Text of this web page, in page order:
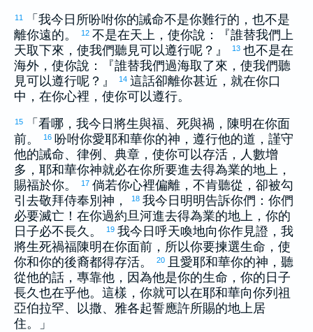
11
「我今日所吩咐你的誡命不是你難行的，也不是
離你遠的。
12 不是在天上，使你說：『誰替我們上
天取下來，使我們聽見可以遵行呢？』
13 也不是在
海外，使你說：『誰替我們過海取了來，使我們聽
見可以遵行呢？』
14 這話卻離你甚近，就在你口
中，在你心裡，使你可以遵行。
15
「看哪，我今日將生與福、死與禍，陳明在你面
前。
16 吩咐你愛耶和華你的神，遵行他的道，謹守
他的誡命、律例、典章，使你可以存活，人數增
多，耶和華你神就必在你所要進去得為業的地上，
賜福於你。
17 倘若你心裡偏離，不肯聽從，卻被勾
引去敬拜侍奉別神，
18 我今日明明告訴你們：你們
必要滅亡！在你過約旦河進去得為業的地上，你的
日子必不長久。
19 我今日呼天喚地向你作見證，我
將生死禍福陳明在你面前，所以你要揀選生命，使
你和你的後裔都得存活。
20
且愛耶和華你的神，聽
從他的話，專靠他，因為他是你的生命，你的日子
長久也在乎他。這樣，你就可以在耶和華向你列祖
亞伯拉罕、 以撒、 雅各起誓應許所賜的地上居
住。」